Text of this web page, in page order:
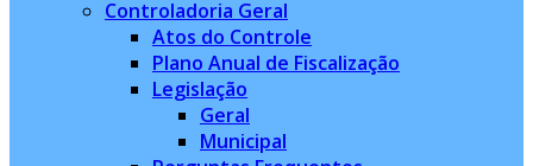
Controladoria Geral
Atos do Controle
Plano Anual de Fiscalização
Legislação
Geral
Municipal